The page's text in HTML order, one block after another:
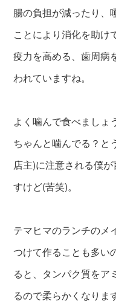
腸の負担が減ったり、
ことにより消化を助け
疫力を高める、歯周病
われていますね。
よく噛んで食べましょ
ちゃんと噛んでる？と
店主)に注意される僕
すけど(苦笑)。
テマヒマのランチのメ
つけて作ることも多い
ると、タンパク質をア
るので柔らかくなりま